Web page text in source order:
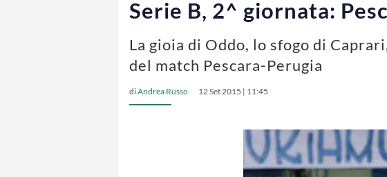
Serie B, 2^ giornata:
La gioia di Oddo, lo sfogo di
del match Pescara-Perugia
diAndrea Russo 12 Set 2015 | 11:45